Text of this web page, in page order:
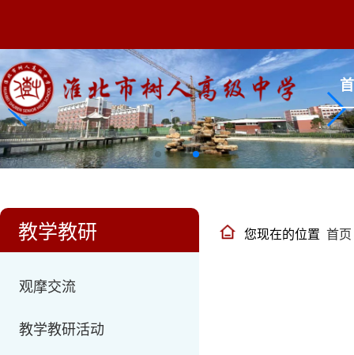
教学教研
观摩交流
教学教研活动
您现在的位置首页